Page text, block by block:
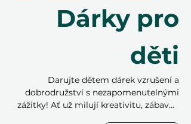
Dárky pro
děti
Darujte dětem dárek vzrušení a
dobrodružství s nezapomenutelnými
zážitky! Ať už milují kreativitu, zábavné